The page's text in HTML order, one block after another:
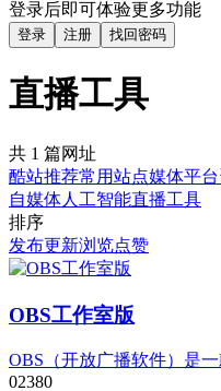
登录后即可体验更多功能
登录 注册 找回密码
直播工具
共 1 篇网址
酷站推荐常用站点媒体平台
自媒体人工智能直播工具
排序
发布更新浏览点赞
OBS工作室版
OBS（开放广播软件）是
02380